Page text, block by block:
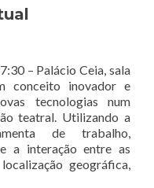
– Palácio Ceia, sala
conceito inovador e
tecnologias num
teatral. Utilizando a
de trabalho,
a interação entre as
geográfica,